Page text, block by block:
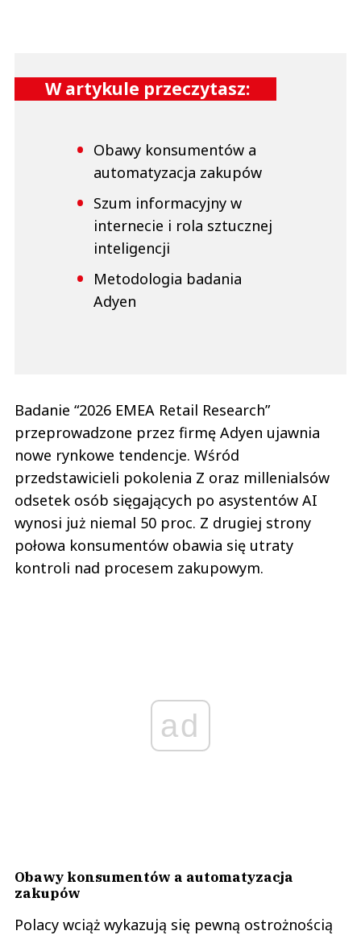
W artykule przeczytasz:
Obawy konsumentów a
automatyzacja zakupów
Szum informacyjny w
internecie i rola sztucznej
inteligencji
Metodologia badania
Adyen
Badanie “2026 EMEA Retail Research”
przeprowadzone przez firmę Adyen ujawnia
nowe rynkowe tendencje. Wśród
przedstawicieli pokolenia Z oraz millenialsów
odsetek osób sięgających po asystentów AI
wynosi już niemal 50 proc. Z drugiej strony
połowa konsumentów obawia się utraty
kontroli nad procesem zakupowym.
ad
Obawy konsumentów a automatyzacja
zakupów
Polacy wciąż wykazują się pewną ostrożnością